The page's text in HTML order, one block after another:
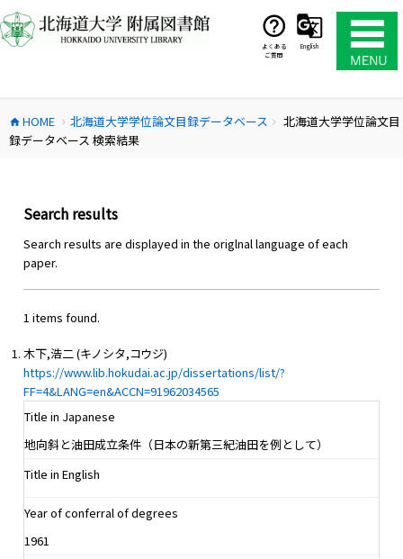
ン
テ
ス
キ
よくある
ご質問
English
home HOME chevron_right 北海道大学学位論文目録データベース chevron_right
北海道大学学位論文目
録データベース 検索結果
Search results
Search results are displayed in the origlnal language of each
paper.
1 items found.
木下,浩二 (キノシタ,コウジ)
https://www.lib.hokudai.ac.jp/dissertations/list/?
FF=4&LANG=en&ACCN=91962034565
Title in Japanese
地向斜と油田成立条件（日本の新第三紀油田を例として）
Title in English
Year of conferral of degrees
1961